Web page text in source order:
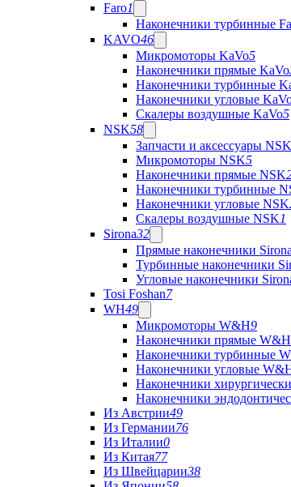
Faro1
Наконечники турбинные
KAVO46
Микромоторы KaVo5
Наконечники прямые KaVo
Наконечники турбинные
Наконечники угловые
Скалеры воздушные KaVo5
NSK58
Запчасти и аксессуары NSK
Микромоторы NSK5
Наконечники прямые NSK
Наконечники турбинные
Наконечники угловые NSK
Скалеры воздушные NSK1
Sirona32
Прямые наконечники Sirona
Турбинные наконечники
Угловые наконечники
Tosi Foshan7
WH49
Микромоторы W&H9
Наконечники прямые W&H
Наконечники турбинные
Наконечники угловые
Наконечники
Наконечники
Из Австрии49
Из Германии76
Из Италии0
Из Китая77
Из Швейцарии38